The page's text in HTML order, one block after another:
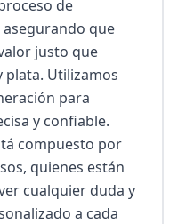
de
que
justo que
Utilizamos
para
y confiable.
compuesto por
quienes están
cualquier duda y
a cada